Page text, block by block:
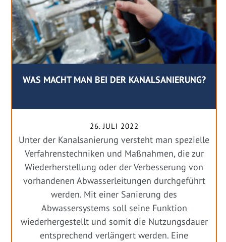
WAS MACHT MAN BEI DER KANALSANIERUNG?
26. JULI 2022
Unter der Kanalsanierung versteht man spezielle
Verfahrenstechniken und Maßnahmen, die zur
Wiederherstellung oder der Verbesserung von
vorhandenen Abwasserleitungen durchgeführt
werden. Mit einer Sanierung des
Abwassersystems soll seine Funktion
wiederhergestellt und somit die Nutzungsdauer
entsprechend verlängert werden. Eine